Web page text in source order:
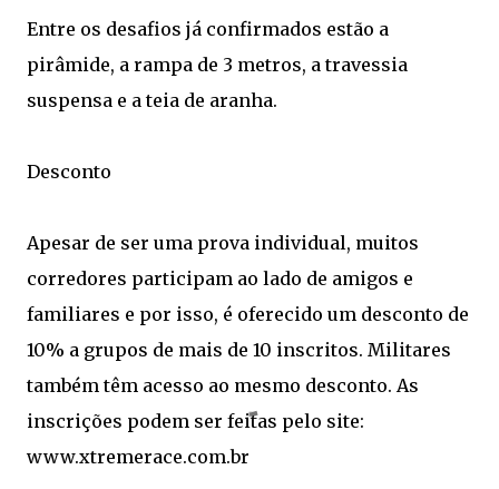
Entre os desafios já confirmados estão a
pirâmide, a rampa de 3 metros, a travessia
suspensa e a teia de aranha.
Desconto
Apesar de ser uma prova individual, muitos
corredores participam ao lado de amigos e
familiares e por isso, é oferecido um desconto de
10% a grupos de mais de 10 inscritos. Militares
também têm acesso ao mesmo desconto. As
inscrições podem ser feitas pelo site:
www.xtremerace.com.br